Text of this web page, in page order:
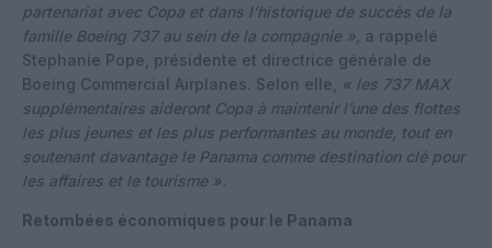
partenariat avec Copa et dans l’historique de succès de la
famille Boeing 737 au sein de la compagnie », a rappelé
Stephanie Pope, présidente et directrice générale de
Boeing Commercial Airplanes. Selon elle,
« les 737 MAX
supplémentaires aideront Copa à maintenir l’une des flottes
les plus jeunes et les plus performantes au monde, tout en
soutenant davantage le Panama comme destination clé pour
les affaires et le tourisme ».
Retombées économiques pour le Panama